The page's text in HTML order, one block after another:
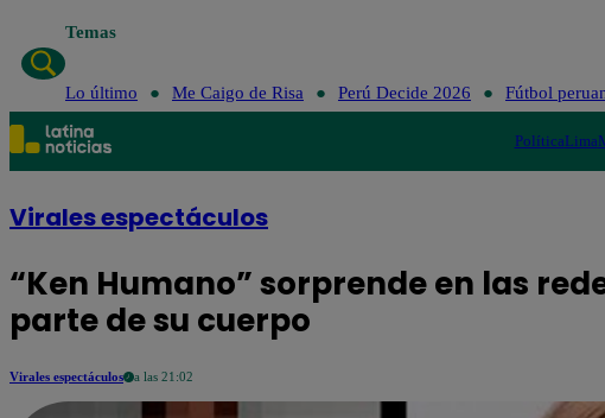
Temas
Lo último Me Caigo de Risa Perú Decide 2026 Fútbol
PolíticaLima
Virales espectáculos
“Ken Humano” sorprende en las
parte de su cuerpo
Virales espectáculos a las 21:02